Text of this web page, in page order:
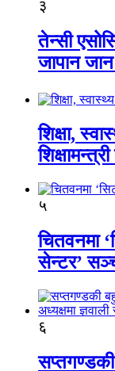
३
तेन्सी
जापान
शिक्षा,
५
चितवनमा
सेन्टर’
६